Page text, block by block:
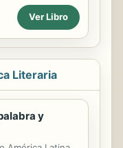
1984).
transparencia
Guillen fue
de una manera
y
nucleo central
como
y satelites
Ver Libro
Literaria
y